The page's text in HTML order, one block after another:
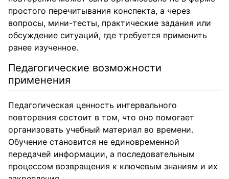
простого перечитывания конспекта, а через
вопросы, мини-тесты, практические задания или
обсуждение ситуаций, где требуется применить
ранее изученное.
Педагогические возможности
применения
Педагогическая ценность интервального
повторения состоит в том, что оно помогает
организовать учебный материал во времени.
Обучение становится не единовременной
передачей информации, а последовательным
процессом возвращения к ключевым знаниям и их